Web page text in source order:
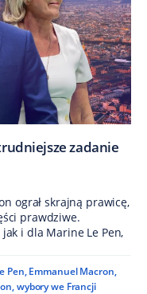
zadanie
ograł skrajną prawicę,
prawdziwe.
i dla Marine Le Pen,
Pen, Emmanuel Macron,
,wybory we Francji